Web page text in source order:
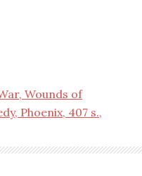
Wounds of
Phoenix, 407 s.,